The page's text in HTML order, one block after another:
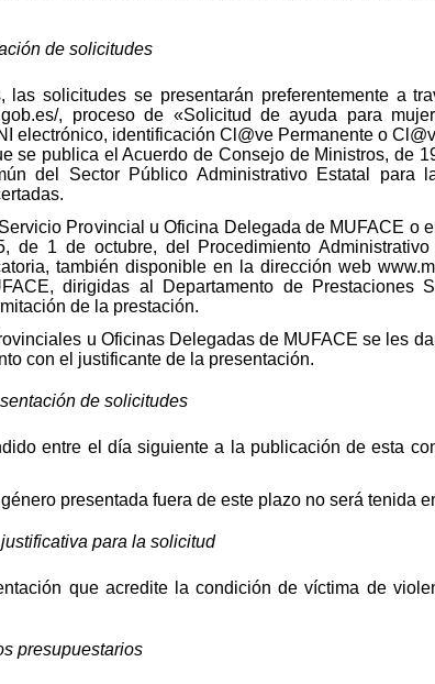
de solicitudes
solicitudes se presentarán preferentemente a
, proceso de «Solicitud de ayuda para
electrónico, identificación Cl@ve Permanente o
se publica el Acuerdo de Consejo de Ministros, de
del Sector Público Administrativo Estatal para
Provincial u Oficina Delegada de MUFACE o
1 de octubre, del Procedimiento
también disponible en la dirección web
dirigidas al Departamento de Prestaciones
de la prestación.
u Oficinas Delegadas de MUFACE se les
con el justificante de la presentación.
de solicitudes
entre el día siguiente a la publicación de esta
presentada fuera de este plazo no será tenida
para la solicitud
que acredite la condición de víctima de
presupuestarios